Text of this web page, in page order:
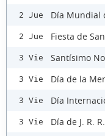
2 Jue Día Mundial
2 Jue Fiesta de
3 Vie Santísimo
3 Vie Día de la
3 Vie Día
3 Vie Día de J. R.